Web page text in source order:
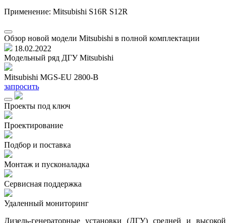
Применение: Mitsubishi S16R S12R
Обзор новой модели Mitsubishi в полной комплектации
18.02.2022
Модельный ряд ДГУ Mitsubishi
Mitsubishi MGS-EU 2800-B
запросить
Проекты под ключ
Проектирование
Подбор и поставка
Монтаж и пусконаладка
Сервисная поддержка
Удаленный мониторинг
Дизель-генераторные установки (ДГУ) средней и высокой